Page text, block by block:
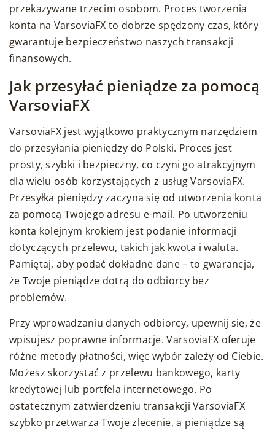
przekazywane trzecim osobom. Proces tworzenia
konta na VarsoviaFX to dobrze spędzony czas, który
gwarantuje bezpieczeństwo naszych transakcji
finansowych.
Jak przesyłać pieniądze za pomocą
VarsoviaFX
VarsoviaFX jest wyjątkowo praktycznym narzędziem
do przesyłania pieniędzy do Polski. Proces jest
prosty, szybki i bezpieczny, co czyni go atrakcyjnym
dla wielu osób korzystających z usług VarsoviaFX.
Przesyłka pieniędzy zaczyna się od utworzenia konta
za pomocą Twojego adresu e-mail. Po utworzeniu
konta kolejnym krokiem jest podanie informacji
dotyczących przelewu, takich jak kwota i waluta.
Pamiętaj, aby podać dokładne dane – to gwarancja,
że Twoje pieniądze dotrą do odbiorcy bez
problemów.
Przy wprowadzaniu danych odbiorcy, upewnij się, że
wpisujesz poprawne informacje. VarsoviaFX oferuje
różne metody płatności, więc wybór zależy od Ciebie.
Możesz skorzystać z przelewu bankowego, karty
kredytowej lub portfela internetowego. Po
ostatecznym zatwierdzeniu transakcji VarsoviaFX
szybko przetwarza Twoje zlecenie, a pieniądze są